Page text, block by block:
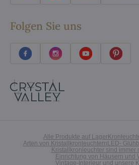
Folgen Sie uns
Alle Produkte auf Lager
Arten von KristallkronleuchternLED-
Kristallkronleuchter sind immer
Einrichtung von Häusern und
Vintage-Interieur und unsere